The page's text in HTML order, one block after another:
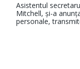
Asistentul
Mitchell, și-a
personale,